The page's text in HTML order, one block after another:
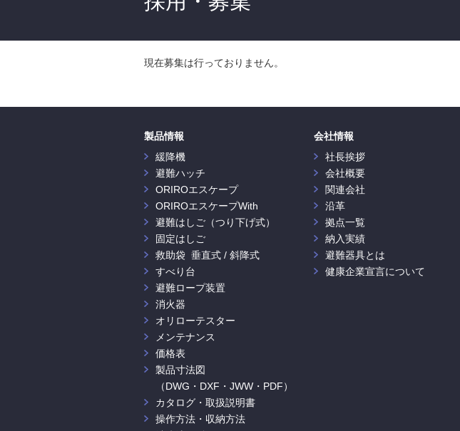
現在募集は行っておりません。
製品情報
緩降機
避難ハッチ
ORIROエスケープ
ORIROエスケープWith
避難はしご（つり下げ式）
固定はしご
救助袋 垂直式 / 斜降式
すべり台
避難ロープ装置
消火器
オリローテスター
メンテナンス
価格表
製品寸法図
（DWG・DXF・JWW・PDF）
カタログ・取扱説明書
操作方法・収納方法
会社情報
社長挨拶
会社概要
関連会社
沿革
拠点一覧
納入実績
避難器具とは
健康企業宣言について